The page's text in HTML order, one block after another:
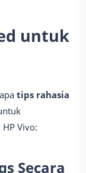
untuk
tips rahasia
Vivo:
Secara